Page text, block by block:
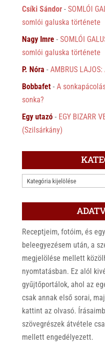
Csíki Sándor- SOMLÓI
somlói galuska története
Nagy Imre- SOMLÓI
somlói galuska története
P. Nóra - AMBRUS
Bobbafet- A
sonka?
Egy utazó- EGY BIZARR
(Szilsárkány)
KATEGÓRIÁK
Receptjeim, fotóim, és
beleegyezésem után, a
megjelölése mellett
nyomtatásban. Ez alól
gyűjtőportálok, ahol az
csak annak első sorai,
kattint az olvasó.
szövegrészek átvétele
mellett engedélyezett.